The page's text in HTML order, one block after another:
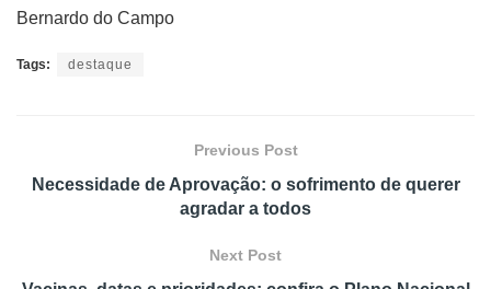
Bernardo do Campo
Tags: destaque
Previous Post
Necessidade de Aprovação: o sofrimento de querer
agradar a todos
Next Post